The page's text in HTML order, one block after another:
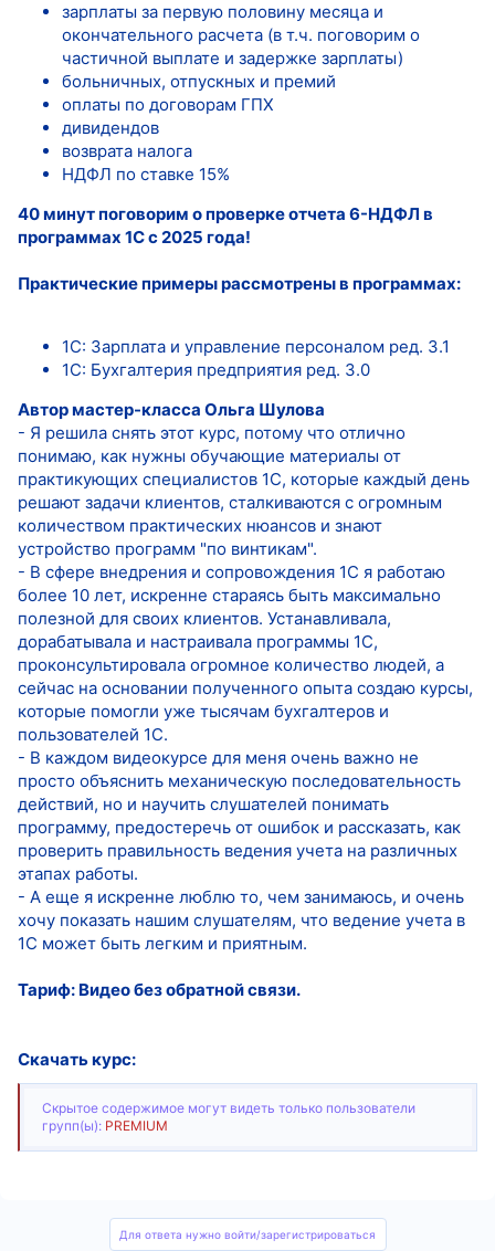
зарплаты за первую половину месяца и
окончательного расчета (в т.ч. поговорим о
частичной выплате и задержке зарплаты)
больничных, отпускных и премий
оплаты по договорам ГПХ
дивидендов
возврата налога
НДФЛ по ставке 15%
40 минут поговорим о проверке отчета 6-НДФЛ в
программах 1С с 2025 года!
Практические примеры рассмотрены в программах:
1С: Зарплата и управление персоналом ред. 3.1
1С: Бухгалтерия предприятия ред. 3.0
Автор мастер-класса Ольга Шулова
- Я решила снять этот курс, потому что отлично
понимаю, как нужны обучающие материалы от
практикующих специалистов 1С, которые каждый день
решают задачи клиентов, сталкиваются с огромным
количеством практических нюансов и знают
устройство программ "по винтикам".
- В сфере внедрения и сопровождения 1С я работаю
более 10 лет, искренне стараясь быть максимально
полезной для своих клиентов. Устанавливала,
дорабатывала и настраивала программы 1С,
проконсультировала огромное количество людей, а
сейчас на основании полученного опыта создаю курсы,
которые помогли уже тысячам бухгалтеров и
пользователей 1С.
- В каждом видеокурсе для меня очень важно не
просто объяснить механическую последовательность
действий, но и научить слушателей понимать
программу, предостеречь от ошибок и рассказать, как
проверить правильность ведения учета на различных
этапах работы.
- А еще я искренне люблю то, чем занимаюсь, и очень
хочу показать нашим слушателям, что ведение учета в
1С может быть легким и приятным.
Тариф: Видео без обратной связи.
Скачать курс:
Скрытое содержимое могут видеть только пользователи
групп(ы): PREMIUM
Для ответа нужно войти/зарегистрироваться